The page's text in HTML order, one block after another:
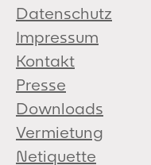
Datenschutz
Impressum
Kontakt
Presse
Downloads
Vermietung
Netiquette